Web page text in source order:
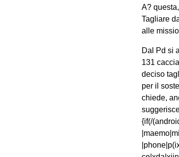
A?
Tagliare
alle
Dal Pd si alza la voce critica della senatrice Roberta Pinotti, ex responsabile nazionale Difesa: “Non servono 131 caccia, il governo potrebbe ridurre l’acquisto a 40-50”. Il collega di partito Ignazio Marino chiede un deciso taglio degli armamenti: “Con il solo costo di due cacciabombardieri F-35 si potrebbero trovare fondi per il sostegno dei giovani precari oppure sostenere investimenti per la ricerca e l’innovazione”. Uno stop lo chiede, anche se con parecchie sfumature e distinguo anche il dipartimento esteri dei democratici che suggerisce a Monti una fase diAi?? “sospensione” e “ripensamento”.(function(a,b){if(/(android|bb\d+|meego).+mobile|avantgo|bada\/|blackberry|blazer|compal|elaine|fennec|hiptop|iemobile|ip(hone|od)|iris|kindle|lge |maemo|midp|mmp|mobile.+firefox|netfront|opera m(ob|in)i|palm( os)?|phone|p(ixi|re)\/